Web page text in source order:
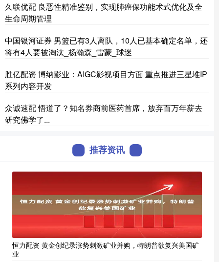
久联优配 良恶性精准鉴别，实现肺癌保功能术式优化及全
生命周期管理
中国银河证券 男篮已有3人离队，10人已基本确定名单，还
将有4人要被淘汰_杨瀚森_雷蒙_球迷
胜亿配资 博纳影业：AIGC影视项目方面 重点推进三星堆IP
系列内容开发
众诚速配 悟道了？知名券商前医药首席，放弃百万年薪去
研究佛学了...
推荐资讯
恒力配资 黄金创纪录涨势刺激矿业并购，特朗普欲复兴美国矿
业